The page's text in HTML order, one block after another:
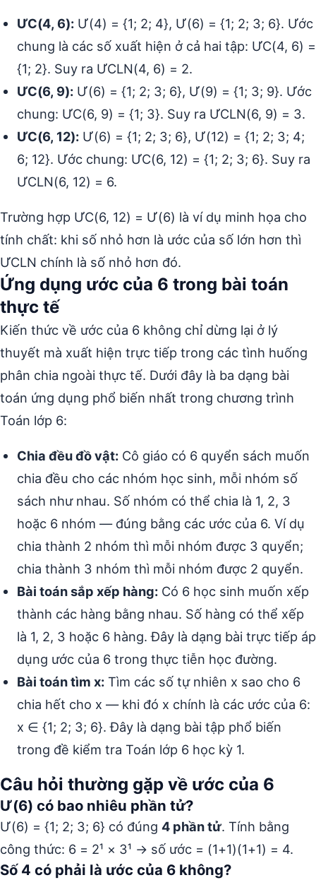
ƯC(4, 6): Ư(4) = {1; 2; 4}, Ư(6) = {1; 2; 3; 6}. Ước
chung là các số xuất hiện ở cả hai tập: ƯC(4, 6) =
{1; 2}. Suy ra ƯCLN(4, 6) = 2.
ƯC(6, 9): Ư(6) = {1; 2; 3; 6}, Ư(9) = {1; 3; 9}. Ước
chung: ƯC(6, 9) = {1; 3}. Suy ra ƯCLN(6, 9) = 3.
ƯC(6, 12): Ư(6) = {1; 2; 3; 6}, Ư(12) = {1; 2; 3; 4;
6; 12}. Ước chung: ƯC(6, 12) = {1; 2; 3; 6}. Suy ra
ƯCLN(6, 12) = 6.
Trường hợp ƯC(6, 12) = Ư(6) là ví dụ minh họa cho
tính chất: khi số nhỏ hơn là ước của số lớn hơn thì
ƯCLN chính là số nhỏ hơn đó.
Ứng dụng ước của 6 trong bài toán
thực tế
Kiến thức về ước của 6 không chỉ dừng lại ở lý
thuyết mà xuất hiện trực tiếp trong các tình huống
phân chia ngoài thực tế. Dưới đây là ba dạng bài
toán ứng dụng phổ biến nhất trong chương trình
Toán lớp 6:
Chia đều đồ vật: Cô giáo có 6 quyển sách muốn
chia đều cho các nhóm học sinh, mỗi nhóm số
sách như nhau. Số nhóm có thể chia là 1, 2, 3
hoặc 6 nhóm — đúng bằng các ước của 6. Ví dụ
chia thành 2 nhóm thì mỗi nhóm được 3 quyển;
chia thành 3 nhóm thì mỗi nhóm được 2 quyển.
Bài toán sắp xếp hàng: Có 6 học sinh muốn xếp
thành các hàng bằng nhau. Số hàng có thể xếp
là 1, 2, 3 hoặc 6 hàng. Đây là dạng bài trực tiếp áp
dụng ước của 6 trong thực tiễn học đường.
Bài toán tìm x: Tìm các số tự nhiên x sao cho 6
chia hết cho x — khi đó x chính là các ước của 6:
x ∈ {1; 2; 3; 6}. Đây là dạng bài tập phổ biến
trong đề kiểm tra Toán lớp 6 học kỳ 1.
Câu hỏi thường gặp về ước của 6
Ư(6) có bao nhiêu phần tử?
Ư(6) = {1; 2; 3; 6} có đúng 4 phần tử. Tính bằng
công thức: 6 = 2¹ × 3¹ → số ước = (1+1)(1+1) = 4.
Số 4 có phải là ước của 6 không?